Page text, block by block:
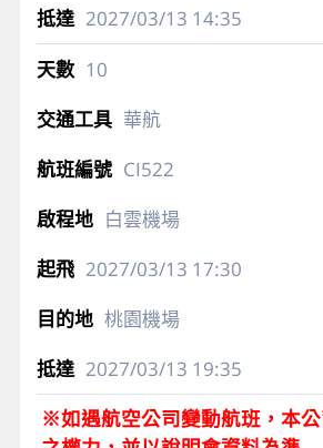
2027/03/13 14:35
10
華航
CI522
白雲機場
2027/03/13 17:30
桃園機場
2027/03/13 19:35
※如遇航空公司變動航班，本